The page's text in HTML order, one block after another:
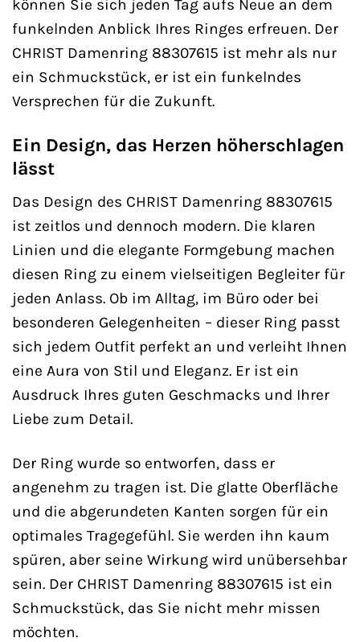
können Sie sich jeden Tag aufs Neue an dem
funkelnden Anblick Ihres Ringes erfreuen. Der
CHRIST Damenring 88307615 ist mehr als nur
ein Schmuckstück, er ist ein funkelndes
Versprechen für die Zukunft.
Ein Design, das Herzen höherschlagen
lässt
Das Design des CHRIST Damenring 88307615
ist zeitlos und dennoch modern. Die klaren
Linien und die elegante Formgebung machen
diesen Ring zu einem vielseitigen Begleiter für
jeden Anlass. Ob im Alltag, im Büro oder bei
besonderen Gelegenheiten – dieser Ring passt
sich jedem Outfit perfekt an und verleiht Ihnen
eine Aura von Stil und Eleganz. Er ist ein
Ausdruck Ihres guten Geschmacks und Ihrer
Liebe zum Detail.
Der Ring wurde so entworfen, dass er
angenehm zu tragen ist. Die glatte Oberfläche
und die abgerundeten Kanten sorgen für ein
optimales Tragegefühl. Sie werden ihn kaum
spüren, aber seine Wirkung wird unübersehbar
sein. Der CHRIST Damenring 88307615 ist ein
Schmuckstück, das Sie nicht mehr missen
möchten.